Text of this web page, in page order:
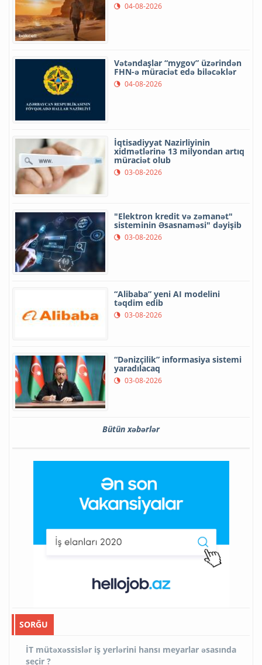
04-08-2026
Vətəndaşlar “mygov” üzərindən
FHN-ə müraciət edə biləcəklər
04-08-2026
İqtisadiyyat Nazirliyinin
xidmətlərinə 13 milyondan artıq
müraciət olub
03-08-2026
"Elektron kredit və zəmanət"
sisteminin Əsasnaməsi" dəyişib
03-08-2026
“Alibaba” yeni AI modelini
təqdim edib
03-08-2026
“Dənizçilik” informasiya sistemi
yaradılacaq
03-08-2026
Bütün xəbərlər
SORĞU
İT mütəxəssislər iş yerlərini hansı meyarlar əsasında
seçir ?